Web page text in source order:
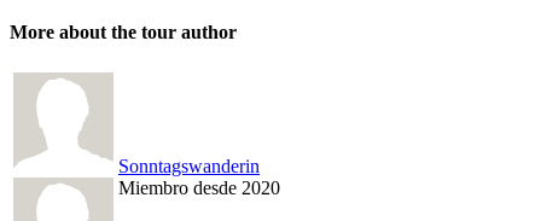
More about the tour author
Sonntagswanderin
Miembro desde 2020